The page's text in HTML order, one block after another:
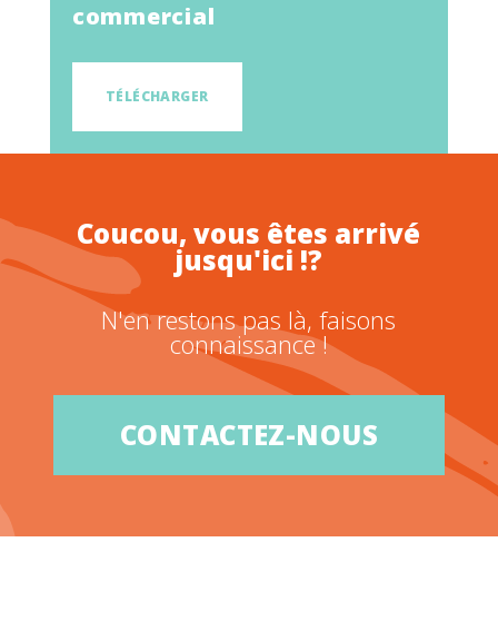
commercial
TÉLÉCHARGER
Coucou, vous êtes arrivé
jusqu'ici !?
N'en restons pas là, faisons
connaissance !
CONTACTEZ-NOUS